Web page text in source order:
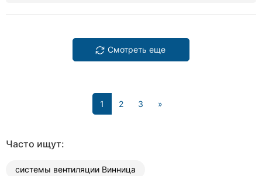
Смотреть еще
1 (current)
2 3 »
Часто ищут:
системы вентиляции Винница